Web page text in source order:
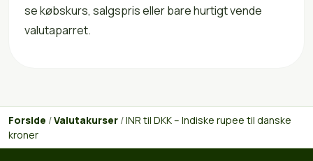
se købskurs, salgspris eller bare hurtigt vende
valutaparret.
Forside /Valutakurser /INR til DKK – Indiske rupee til danske
kroner